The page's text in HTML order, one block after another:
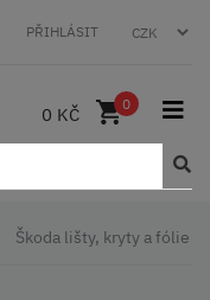
PŘIHLÁSIT
0 KČ 0
Škoda lišty, kryty a fólie